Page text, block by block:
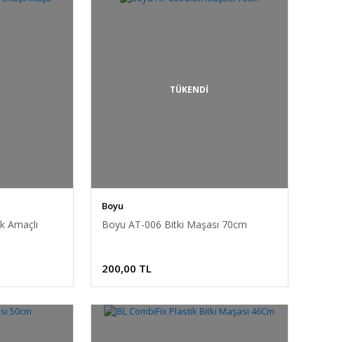
Amaçlı
TÜKENDİ
Boyu
Boyu AT-006 Bitki Maşası 70cm
200,00 TL